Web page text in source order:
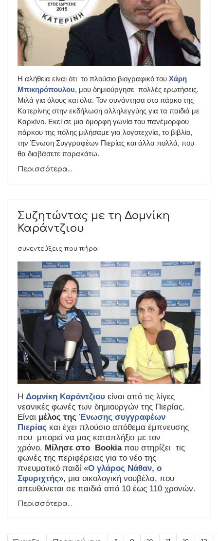
Η αλήθεια είναι ότι το πλούσιο βιογραφικό του Χάρη
Μπικηρόπουλου, μου δημιούργησε πολλές ερωτήσεις.
Μιλά για όλους και όλα. Τον συνάντησα στο πάρκο της
Κατερίνης στην εκδήλωση αλληλεγγύης για τα παιδιά με
Καρκίνο. Εκεί σε μια όμορφη γωνία του πανέμορφου
πάρκου της πόλης μιλήσαμε για λογοτεχνία, το βιβλίο,
την Ένωση Συγγραφέων Πιερίας και άλλα πολλά, που
θα διαβάσετε παρακάτω.
Περισσότερα...
Συζητώντας με τη Δομνίκη
Καράντζιου
συνεντεύξεις που πήρα
Η Δομνίκη Καράντζιου είναι από τις λίγες
νεανικές φωνές των δημιουργών της Πιερίας.
Είναι μέλος της Ένωσης συγγραφέων
Πιερίας και έχει πλούσιο απόθεμα έμπνευσης
που μπορεί να μας καταπλήξει με τον
χρόνο. Μίλησε στο Bookiaπου στηρίζει τις
φωνές της περιφέρειας για το νέο της
πνευματικό παιδί «Ο γλάρος Νάθαν, ο
Σφυριχτής», μια οικολογική νουβέλα, που
απευθύνεται σε παιδιά από 10 έως 110 χρονών.
Περισσότερα...